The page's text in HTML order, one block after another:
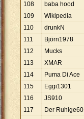
108
baba hood
109
Wikipedia
110
drunkN
111
Björn1978
112
Mucks
113
XMAR
114
Puma Di Ace
115
Eggi1301
116
JS910
117
Der Ruhige60